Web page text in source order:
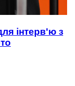
інтерв'ю з